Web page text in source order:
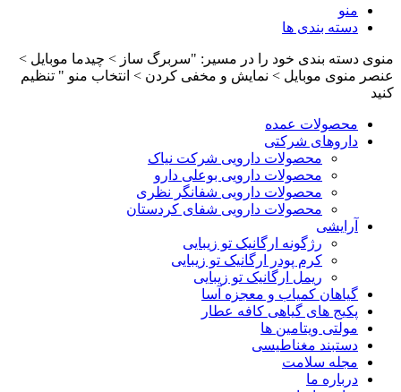
منو
دسته بندی ها
منوی دسته بندی خود را در مسیر: "سربرگ ساز > چیدما موبایل >
عنصر منوی موبایل > نمایش و مخفی کردن > انتخاب منو " تنظیم
کنید
محصولات عمده
داروهای شرکتی
محصولات دارویی شرکت نیاک
محصولات دارویی بوعلی دارو
محصولات دارویی شفانگر نظری
محصولات دارویی شفای کردستان
آرایشی
رژگونه ارگانیک تو زیبایی
کرم پودر ارگانیک تو زیبایی
ریمل ارگانیک تو زیبایی
گیاهان کمیاب و معجزه آسا
پکیج های گیاهی کافه عطار
مولتی ویتامین ها
دستبند مغناطیسی
مجله سلامت
درباره ما